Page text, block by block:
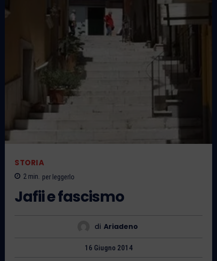
STORIA
2 min. per leggerlo
Jafii e fascismo
di Ariadeno
16 Giugno 2014